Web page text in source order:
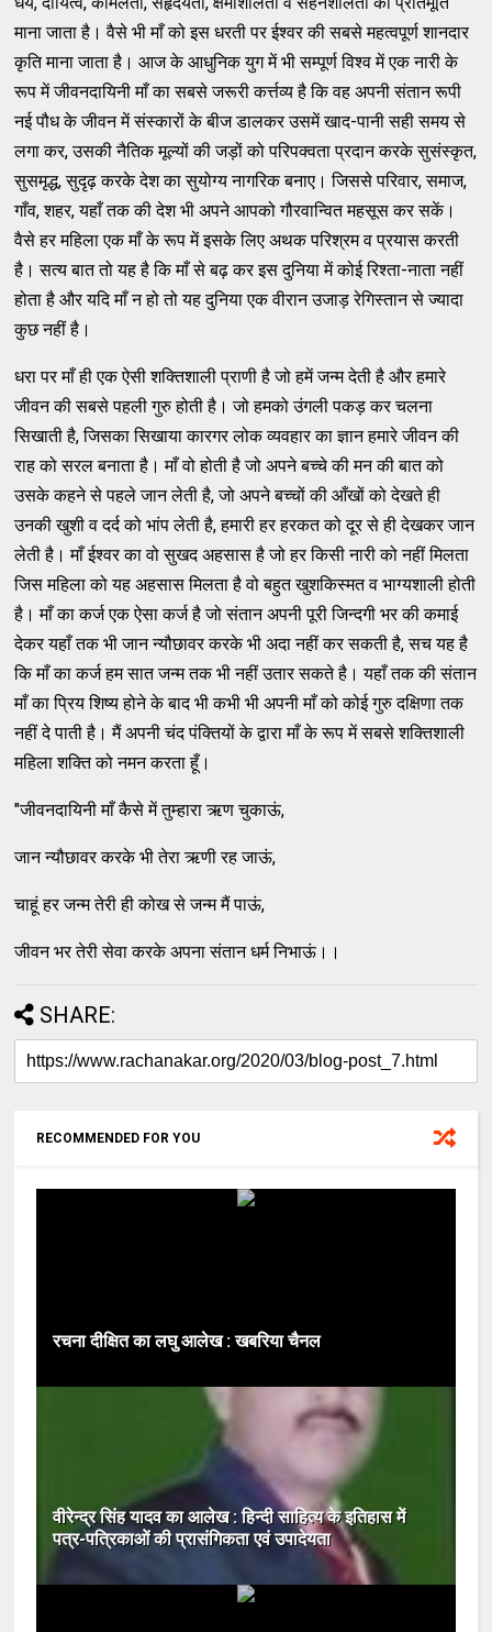
माना जाता है। वैसे भी माँ को इस धरती पर ईश्वर की सबसे महत्वपूर्ण शानदार
कृति माना जाता है। आज के आधुनिक युग में भी सम्पूर्ण विश्व में एक नारी के
रूप में जीवनदायिनी माँ का सबसे जरूरी कर्त्तव्य है कि वह अपनी संतान रूपी
नई पौध के जीवन में संस्कारों के बीज डालकर उसमें खाद-पानी सही समय से
लगा कर, उसकी नैतिक मूल्यों की जड़ों को परिपक्वता प्रदान करके सुसंस्कृत,
सुसमृद्ध, सुदृढ़ करके देश का सुयोग्य नागरिक बनाए। जिससे परिवार, समाज,
गाँव, शहर, यहाँ तक की देश भी अपने आपको गौरवान्वित महसूस कर सकें।
वैसे हर महिला एक माँ के रूप में इसके लिए अथक परिश्रम व प्रयास करती
है। सत्य बात तो यह है कि माँ से बढ़ कर इस दुनिया में कोई रिश्ता-नाता नहीं
होता है और यदि माँ न हो तो यह दुनिया एक वीरान उजाड़ रेगिस्तान से ज्यादा
कुछ नहीं है।
धरा पर माँ ही एक ऐसी शक्तिशाली प्राणी है जो हमें जन्म देती है और हमारे
जीवन की सबसे पहली गुरु होती है। जो हमको उंगली पकड़ कर चलना
सिखाती है, जिसका सिखाया कारगर लोक व्यवहार का ज्ञान हमारे जीवन की
राह को सरल बनाता है। माँ वो होती है जो अपने बच्चे की मन की बात को
उसके कहने से पहले जान लेती है, जो अपने बच्चों की आँखों को देखते ही
उनकी खुशी व दर्द को भांप लेती है, हमारी हर हरकत को दूर से ही देखकर जान
लेती है। माँ ईश्वर का वो सुखद अहसास है जो हर किसी नारी को नहीं मिलता
जिस महिला को यह अहसास मिलता है वो बहुत खुशकिस्मत व भाग्यशाली होती
है। माँ का कर्ज एक ऐसा कर्ज है जो संतान अपनी पूरी जिन्दगी भर की कमाई
देकर यहाँ तक भी जान न्यौछावर करके भी अदा नहीं कर सकती है, सच यह है
कि माँ का कर्ज हम सात जन्म तक भी नहीं उतार सकते है। यहाँ तक की संतान
माँ का प्रिय शिष्य होने के बाद भी कभी भी अपनी माँ को कोई गुरु दक्षिणा तक
नहीं दे पाती है। मैं अपनी चंद पंक्तियों के द्वारा माँ के रूप में सबसे शक्तिशाली
महिला शक्ति को नमन करता हूँ।
"जीवनदायिनी माँ कैसे में तुम्हारा ऋण चुकाऊं,
जान न्यौछावर करके भी तेरा ऋणी रह जाऊं,
चाहूं हर जन्म तेरी ही कोख से जन्म मैं पाऊं,
जीवन भर तेरी सेवा करके अपना संतान धर्म निभाऊं।।
SHARE:
RECOMMENDED FOR YOU
रचना दीक्षित का लघु आलेख : खबरिया चैनल
वीरेन्द्र सिंह यादव का आलेख : हिन्‍दी साहित्‍य के इतिहास में
पत्र-पत्रिकाओं की प्रासंगिकता एवं उपादेयता